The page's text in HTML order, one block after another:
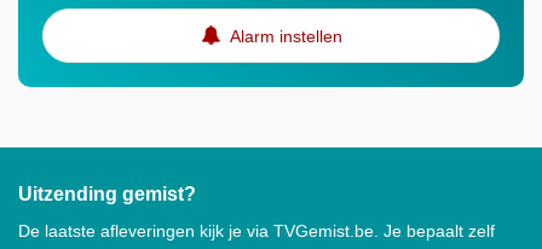
Alarm instellen
Uitzending gemist?
De laatste afleveringen kijk je via TVGemist.be. Je bepaalt zelf